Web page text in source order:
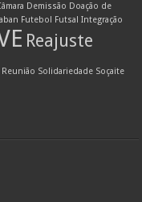
Demissão Doação de
Futebol Futsal Integração
Reajuste
Reunião Solidariedade Soçaite